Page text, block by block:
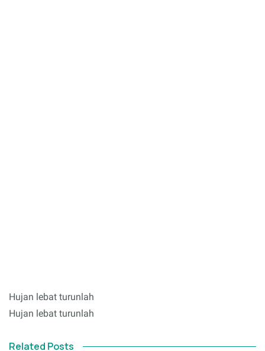
Hujan lebat turunlah
Hujan lebat turunlah
Related Posts